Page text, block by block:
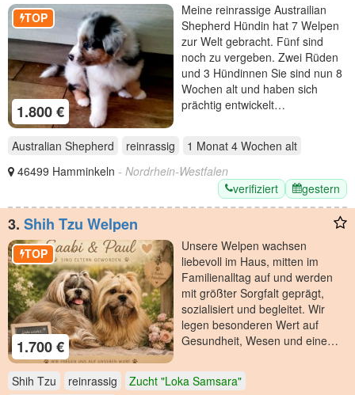
1.800 €
TOP
Meine reinrassige Austrailian
Shepherd Hündin hat 7 Welpen
zur Welt gebracht. Fünf sind
noch zu vergeben. Zwei Rüden
und 3 Hündinnen Sie sind nun 8
Wochen alt und haben sich
prächtig entwickelt…
Australian Shepherd reinrassig 1 Monat 4 Wochen alt
46499 Hamminkeln - Nordrhein-Westfalen
verifiziert
gestern
3. Shih Tzu Welpen
1.700 €
TOP
Unsere Welpen wachsen
liebevoll im Haus, mitten im
Familienalltag auf und werden
mit größter Sorgfalt geprägt,
sozialisiert und begleitet. Wir
legen besonderen Wert auf
Gesundheit, Wesen und eine…
Shih Tzu reinrassig
Zucht "Loka Samsara"